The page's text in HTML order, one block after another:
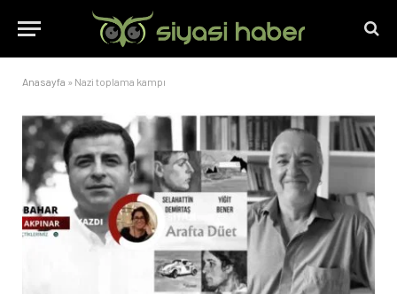
Anasayfa » Nazi toplama kampı